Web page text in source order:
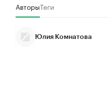
АвторыТеги
Юлия Комнатова